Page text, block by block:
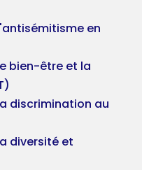
en
bien-être et la
discrimination au
diversité et